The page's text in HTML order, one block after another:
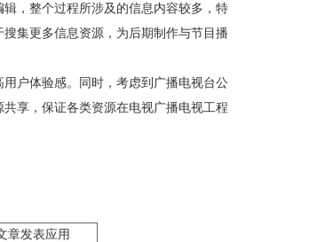
，整个过程所涉及的信息内容较多，特
集更多信息资源，为后期制作与节目播
户体验感。同时，考虑到广播电视台公
享，保证各类资源在电视广播电视工程
章发表应用